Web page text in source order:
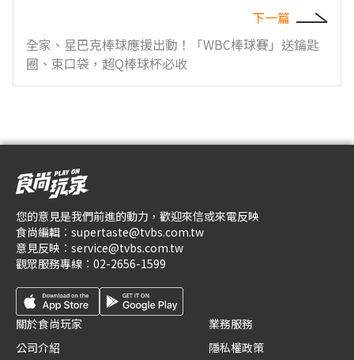
下一篇
全家、星巴克棒球應援出動！「WBC棒球賽」送鑰匙
圈、束口袋，超Q棒球杯必收
您的意見是我們前進的動力，歡迎來信或來電反映
食尚編輯： supertaste@tvbs.com.tw
意見反映： service@tvbs.com.tw
觀眾服務專線： 02-2656-1599
關於食尚玩家
公司介紹
業務服務
隱私權政策